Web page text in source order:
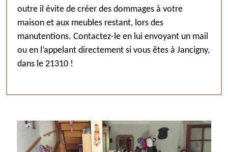
outre il évite de créer des dommages à votre
maison et aux meubles restant, lors des
manutentions. Contactez-le en lui envoyant un mail
ou en l’appelant directement si vous êtes à Jancigny,
dans le 21310 !